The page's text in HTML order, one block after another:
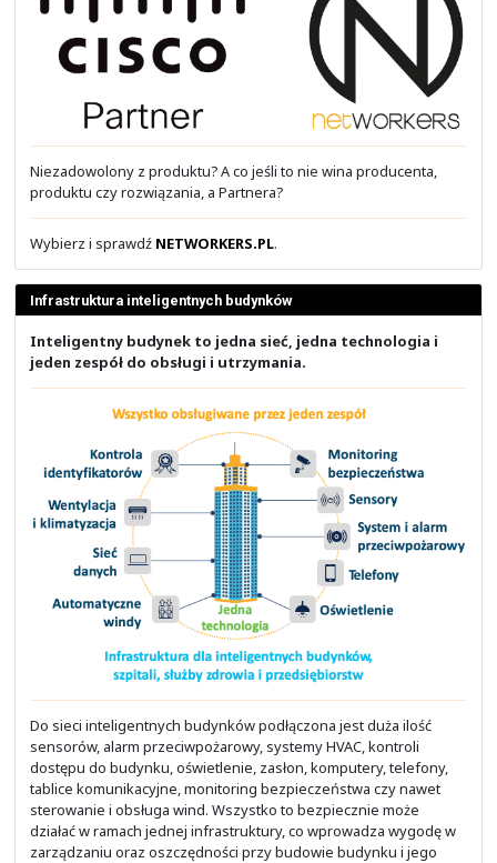
- Centrum danych (SDDC)
- Bezpieczny LAN, WLAN i BYOD
- VPN, MDM/EEM i MFA
- Firewall, IPS, AMP, WAF i SASE
- SIEM, SOAR i XDR
- Bezpieczeństwo końcówek
- Bezpieczeństwo E-Mail i DNS
- Telefonia i wideospotkania
- Platforma do wspólnej pracy
- Infrastruktura IT
- Akademiki studenckie
- Środowiska aplikacyjne
- Cyberbezpieczeństwo
- Bezpieczeństwo aplikacji i OS
- Bezpieczeństwo danych
- Dyrektywa NIS2
- Chmura prywatna
Solidny Partner firmy Cisco Systems
Stoisz przed wyborem Partnera firmy Cisco